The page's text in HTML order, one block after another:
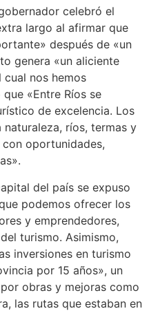
celebró el
largo al afirmar que
después de «un
genera «un aliciente
cual nos hemos
«Entre Ríos se
de excelencia. Los
ríos, termas y
oportunidades,
del país se expuso
podemos ofrecer los
y emprendedores,
turismo. Asimismo,
inversiones en turismo
por 15 años», un
obras y mejoras como
las rutas que estaban en